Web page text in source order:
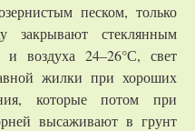
песком, только
стеклянным
и воздуха 24–26°С, свет
жилки при хороших
которые потом при
высаживают в грунт